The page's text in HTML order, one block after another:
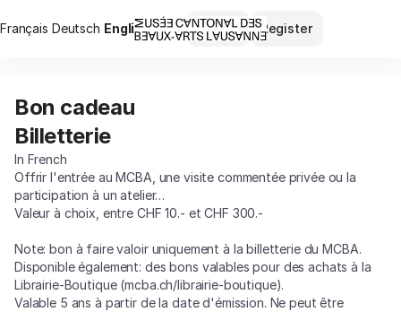
Français Deutsch Current
Language
English Dialog
Sign in Register
selection
PLATEFORME
Bon
Billetterie
Bon cadeau
Billetterie
In French
Offrir l'entrée au MCBA, une visite commentée privée ou la
participation à un atelier…
Valeur à choix, entre CHF 10.- et CHF 300.-
Note: bon à faire valoir uniquement à la billetterie du MCBA.
Disponible également: des bons valables pour des achats à la
Librairie-Boutique (mcba.ch/librairie-boutique).
Valable 5 ans à partir de la date d'émission. Ne peut être